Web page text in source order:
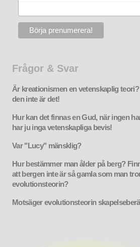
Frågor & Svar
Är kreationismen en vetenskaplig
den inte är det!
Hur kan det finnas en Gud, när ingen
har ju inga vetenskapliga bevis!
Var "Lucy" mänsklig?
Hur bestämmer man ålder på berg?
att bergen inte är så gamla som man
evolutionsteorin?
Motsäger evolutionsteorin